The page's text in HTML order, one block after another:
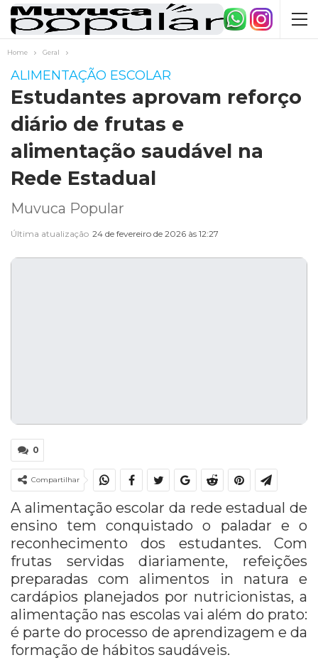
Home Geral
ALIMENTAÇÃO ESCOLAR
Estudantes aprovam reforço
diário de frutas e
alimentação saudável na
Rede Estadual
Muvuca Popular
Última atualização 24 de fevereiro de 2026 às 12:27
0
Compartilhar
A alimentação escolar da rede estadual de
ensino tem conquistado o paladar e o
reconhecimento dos estudantes. Com
frutas servidas diariamente, refeições
preparadas com alimentos in natura e
cardápios planejados por nutricionistas, a
alimentação nas escolas vai além do prato:
é parte do processo de aprendizagem e da
formação de hábitos saudáveis.